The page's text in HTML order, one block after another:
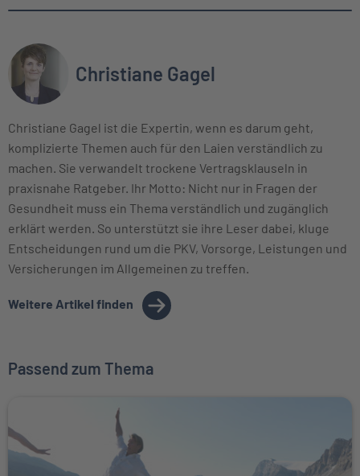
Christiane Gagel
Christiane Gagel ist die Expertin, wenn es darum geht,
komplizierte Themen auch für den Laien verständlich zu
machen. Sie verwandelt trockene Vertragsklauseln in
praxisnahe Ratgeber. Ihr Motto: Nicht nur in Fragen der
Gesundheit muss ein Thema verständlich und zugänglich
erklärt werden. So unterstützt sie ihre Leser dabei, kluge
Entscheidungen rund um die PKV, Vorsorge, Leistungen und
Versicherungen im Allgemeinen zu treffen.
Weitere Artikel finden
Passend zum Thema